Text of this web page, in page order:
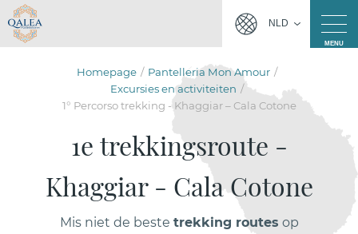
NLD
MENU
Homepage
Pantelleria Mon Amour
Excursies en activiteiten
1° Percorso trekking - Khaggiar – Cala Cotone
1e trekkingsroute -
Khaggiar - Cala Cotone
Mis niet de beste trekking routes op